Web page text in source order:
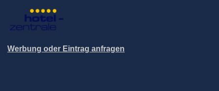
Werbung oder Eintrag anfragen